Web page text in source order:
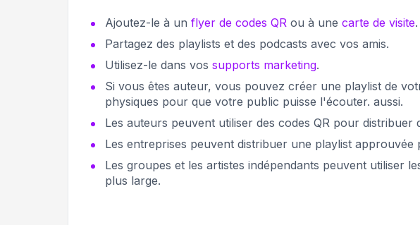
Ajoutez-le à un flyer de codes QR ou à une carte de visite.
Partagez des playlists et des podcasts avec vos amis.
Utilisez-le dans vos supports marketing.
Si vous êtes auteur, vous pouvez créer une playlist de
physiques pour que votre public puisse l'écouter. aussi.
Les auteurs peuvent utiliser des codes QR pour distribuer
Les entreprises peuvent distribuer une playlist approuvée
Les groupes et les artistes indépendants peuvent utiliser
plus large.